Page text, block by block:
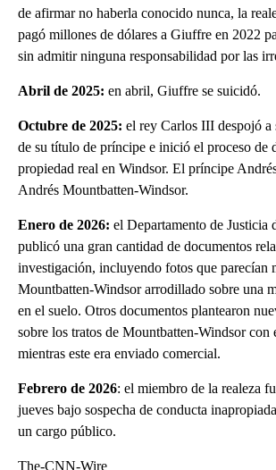
de afirmar no haberla conocido nunca, la
pagó millones de dólares a Giuffre en 2022
sin admitir ninguna responsabilidad por las
Abril de 2025: en abril, Giuffre se suicidó.
Octubre de 2025: el rey Carlos III despojó a
de su título de príncipe e inició el proceso de
propiedad real en Windsor. El príncipe
Andrés Mountbatten-Windsor.
Enero de 2026: el Departamento de Justicia
publicó una gran cantidad de documentos
investigación, incluyendo fotos que parecían
Mountbatten-Windsor arrodillado sobre una
en el suelo. Otros documentos plantearon
sobre los tratos de Mountbatten-Windsor con
mientras este era enviado comercial.
Febrero de 2026: el miembro de la realeza
jueves bajo sospecha de conducta
un cargo público.
The-CNN-Wire